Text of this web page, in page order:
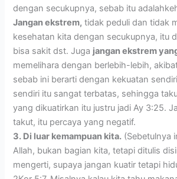
dengan secukupnya, sebab itu
Jangan ekstrem, tidak peduli dan tidak
kesehatan kita dengan secukupnya, itu
bisa sakit dst. Juga jangan ekstrem
memelihara dengan berlebih-lebih,
sebab ini berarti dengan kekuatan
sendiri itu sangat terbatas, sehingga
yang dikuatirkan itu justru jadi Ay 3:25.
takut, itu percaya yang negatif.
3. Di luar kemampuan kita. (Sebetulnya
Allah, bukan bagian kita, tetapi ditulis
mengerti, supaya jangan kuatir tetapi